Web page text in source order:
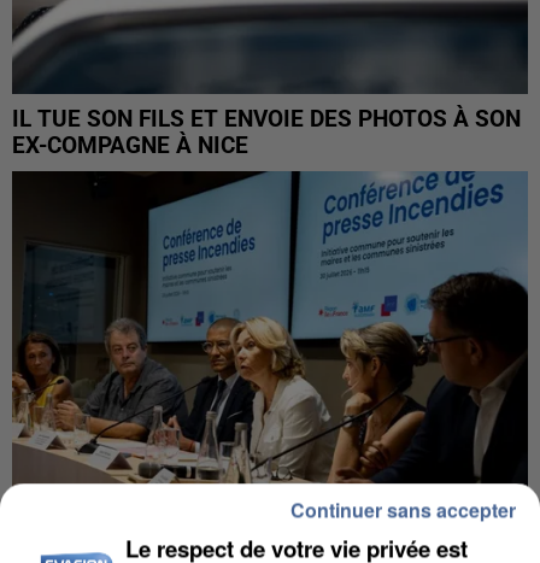
IL TUE SON FILS ET ENVOIE DES PHOTOS À SON
EX-COMPAGNE À NICE
Le respect de votre vie privée est
Continuer sans accepter